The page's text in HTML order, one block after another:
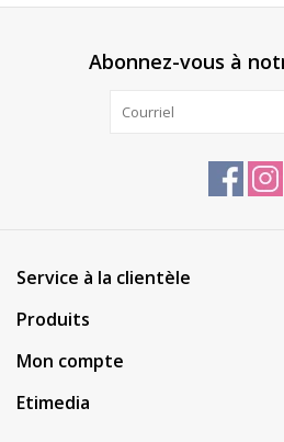
Abonnez-vous à
Service à la clientèle
Produits
Mon compte
Etimedia